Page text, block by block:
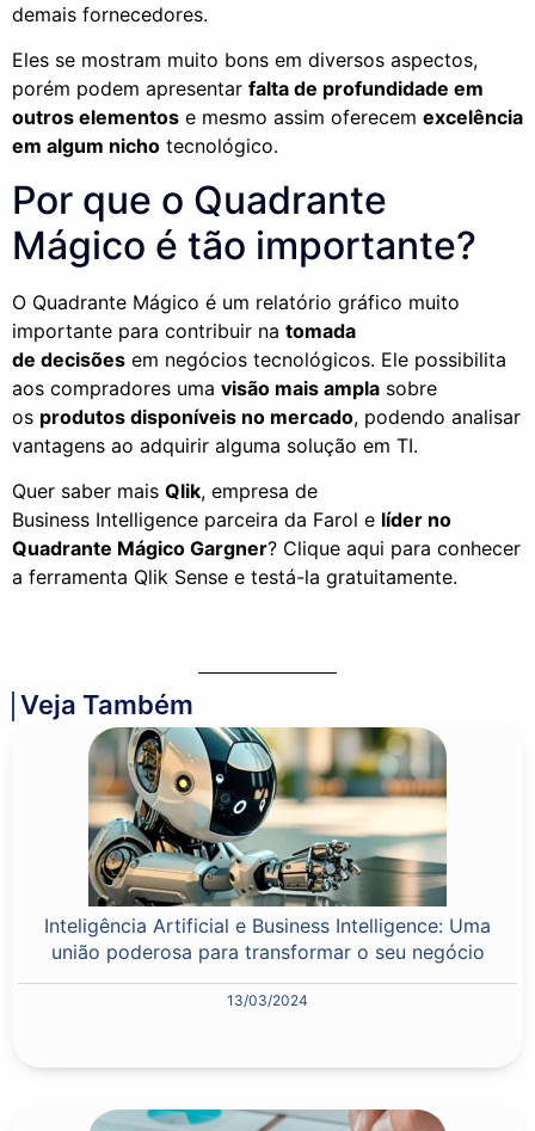
demais fornecedores.
Eles se mostram muito bons em diversos aspectos,
porém podem apresentar falta de profundidade em
outros elementos e mesmo assim oferecem excelência
em algum nicho tecnológico.
Por que o Quadrante
Mágico é tão importante?
O Quadrante Mágico é um relatório gráfico muito
importante para contribuir na tomada
de decisões em negócios tecnológicos. Ele possibilita
aos compradores uma visão mais ampla sobre
os produtos disponíveis no mercado, podendo analisar
vantagens ao adquirir alguma solução em TI.
Quer saber mais Qlik, empresa de
Business Intelligence parceira da Farol e líder no
Quadrante Mágico Gargner? Clique aqui para conhecer
a ferramenta Qlik Sense e testá-la gratuitamente.
Veja Também
Inteligência Artificial e Business Intelligence: Uma
união poderosa para transformar o seu negócio
13/03/2024